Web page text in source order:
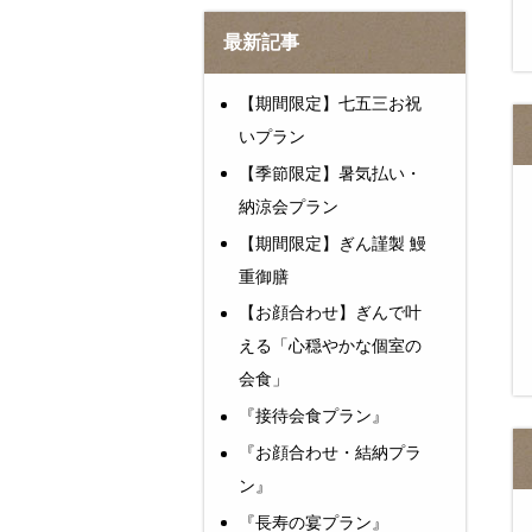
最新記事
【期間限定】七五三お祝
いプラン
【季節限定】暑気払い・
納涼会プラン
【期間限定】ぎん謹製 鰻
重御膳
【お顔合わせ】ぎんで叶
える「心穏やかな個室の
会食」
『接待会食プラン』
『お顔合わせ・結納プラ
ン』
『長寿の宴プラン』